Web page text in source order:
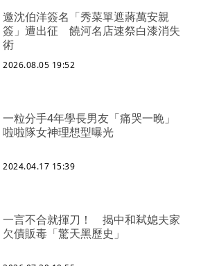
邀沈伯洋簽名「秀菜單遮蔣萬安親
簽」遭出征 饒河名店速祭白漆消失
術
2026.08.05 19:52
一粒分手4年學長男友「痛哭一晚」
啦啦隊女神理想型曝光
2024.04.17 15:39
一言不合就揮刀！ 揭中和弒媳夫家
欠債販毒「驚天黑歷史」